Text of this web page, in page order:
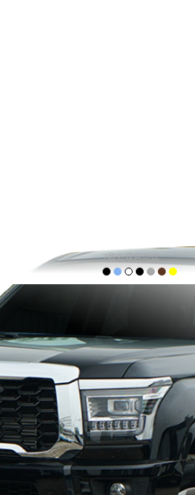
7款外观色可选
购车计算
2022款（停售）